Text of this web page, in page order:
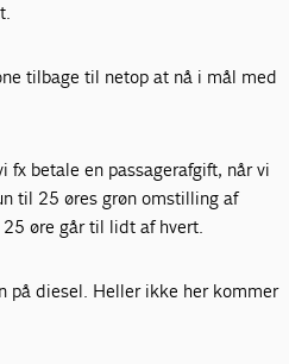
tilbage til netop at nå i mål med
fx betale en passagerafgift, når vi
til 25 øres grøn omstilling af
øre går til lidt af hvert.
på diesel. Heller ikke her kommer